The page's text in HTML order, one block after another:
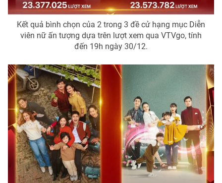
Giấy phép hoạt động báo in và báo điện tử số 483/GP-BTTTT
cấp ngày 29/12/2023
Tổng Biên tập: Vũ Thanh Thủy
Nguyễn Thị Mỹ Hạnh, Phạm Quốc Thắng,
Tổng đài VTV:024.38 355 931 - 024.38 355 932
Ðiện thoại Thời báo VTV:024.66 897 897
Email:toasoan@vtv.vn
Liên hệ quảng cáo:024-7300.7108
Kết quả bình chọn của 2 trong 3 đề cử hạng mục Diễn
viên nữ ấn tượng dựa trên lượt xem qua VTVgo, tính
đến 19h ngày 30/12.